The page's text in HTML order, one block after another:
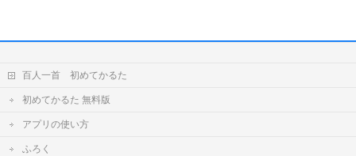
百人一首 初めてかるた
初めてかるた 無料版
アプリの使い方
ふろく